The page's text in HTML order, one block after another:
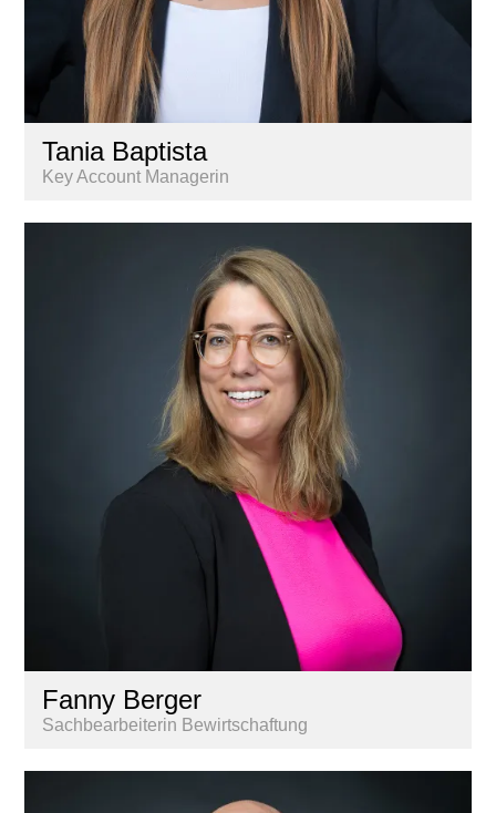
Tania Baptista
Key Account Managerin
Fanny Berger
Sachbearbeiterin Bewirtschaftung